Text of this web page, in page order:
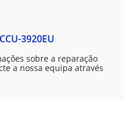
3920EU
sobre a reparação
a nossa equipa através